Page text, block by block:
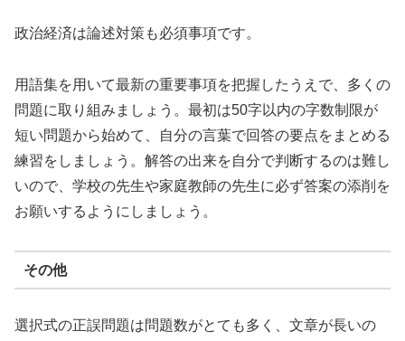
政治経済は論述対策も必須事項です。
用語集を用いて最新の重要事項を把握したうえで、多くの
問題に取り組みましょう。最初は50字以内の字数制限が
短い問題から始めて、自分の言葉で回答の要点をまとめる
練習をしましょう。解答の出来を自分で判断するのは難し
いので、学校の先生や家庭教師の先生に必ず答案の添削を
お願いするようにしましょう。
その他
選択式の正誤問題は問題数がとても多く、文章が長いの